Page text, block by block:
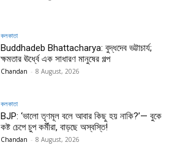
কলকাতা
Buddhadeb Bhattacharya: বুদ্ধদেব ভট্টাচার্য;
ক্ষমতার ঊর্ধ্বে এক সাধারণ মানুষের গল্প
Chandan - 8 August, 2026
কলকাতা
BJP: ‘ভালো তৃণমূল বলে আবার কিছু হয় নাকি?’— বুকে
কষ্ট চেপে চুপ কর্মীরা, বাড়ছে অস্বস্তি!
Chandan - 8 August, 2026